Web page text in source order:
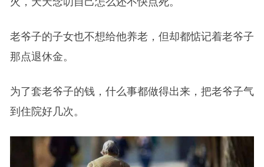
老爷子的子女也不想给他养老，但却都惦记着老爷子
那点退休金。
为了套老爷子的钱，什么事都做得出来，把老爷子气
到住院好几次。